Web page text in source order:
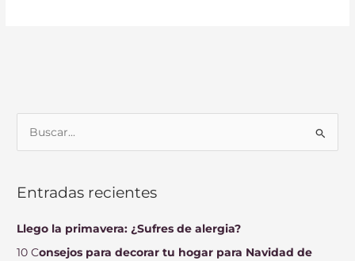
c
Entradas recientes
Llego la primavera: ¿Sufres de alergia?
10 Consejos para decorar tu hogar para Navidad de